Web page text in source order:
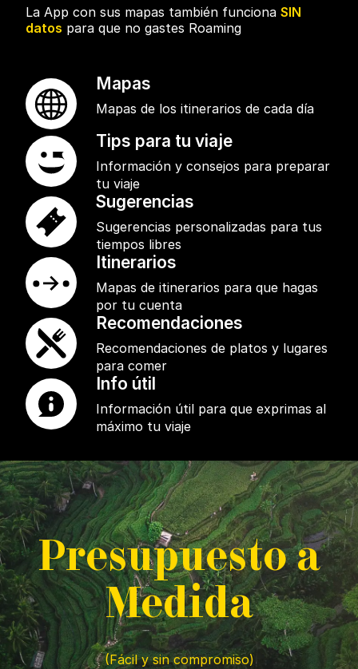
La App con sus mapas también funciona SIN
datos para que no gastes Roaming
Mapas
Mapas de los itinerarios de cada día
Tips para tu viaje
Información y consejos para preparar
tu viaje
Sugerencias
Sugerencias personalizadas para tus
tiempos libres
Itinerarios
Mapas de itinerarios para que hagas
por tu cuenta
Recomendaciones
Recomendaciones de platos y lugares
para comer
Info útil
Información útil para que exprimas al
máximo tu viaje
Presupuesto a
Medida
(Fácil y sin compromiso)